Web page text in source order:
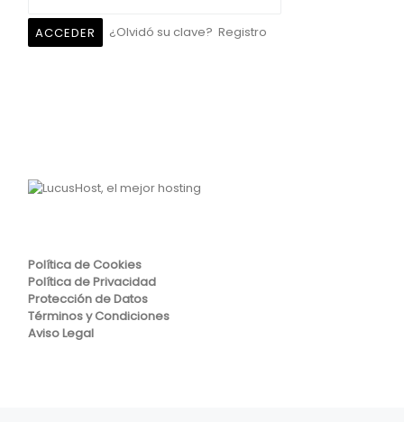
¿Olvidó su clave? Registro
Política de Cookies
Política de Privacidad
Protección de Datos
Términos y Condiciones
Aviso Legal